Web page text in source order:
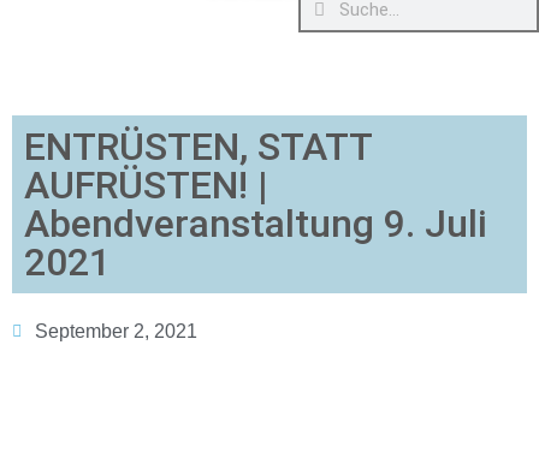
ENTRÜSTEN, STATT
AUFRÜSTEN! |
Abendveranstaltung 9. Juli
2021
September 2, 2021